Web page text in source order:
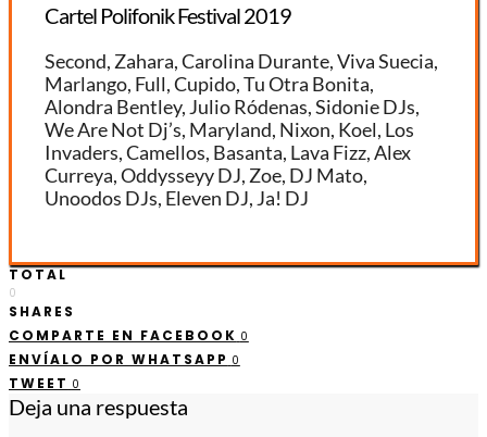
Cartel Polifonik Festival 2019
Second, Zahara, Carolina Durante, Viva Suecia,
Marlango, Full, Cupido, Tu Otra Bonita,
Alondra Bentley, Julio Ródenas, Sidonie DJs,
We Are Not Dj’s, Maryland, Nixon, Koel, Los
Invaders, Camellos, Basanta, Lava Fizz, Alex
Curreya, Oddysseyy DJ, Zoe, DJ Mato,
Unoodos DJs, Eleven DJ, Ja! DJ
TOTAL
0
SHARES
COMPARTE EN FACEBOOK 0
ENVÍALO POR WHATSAPP 0
TWEET 0
Deja una respuesta